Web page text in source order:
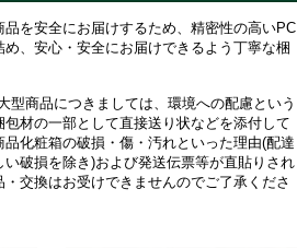
を安全にお届けするため、精密性の高いPC
、安心・安全にお届けできるよう丁寧な梱
型商品につきましては、環境への配慮という
材の一部として直接送り状などを添付して
化粧箱の破損・傷・汚れといった理由(配達
破損を除き)および発送伝票等が直貼りされ
交換はお受けできませんのでご了承くださ